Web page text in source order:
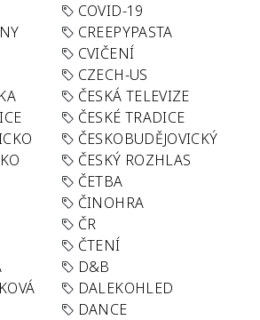
COVID-19
CREEPYPASTA
CVIČENÍ
CZECH-US
ČESKÁ TELEVIZE
ČESKÉ TRADICE
ČESKOBUDĚJOVICKÝ
ČESKÝ ROZHLAS
ČETBA
ČINOHRA
ČR
ČTENÍ
D&B
DALEKOHLED
DANCE